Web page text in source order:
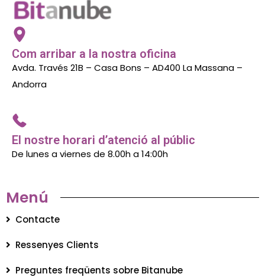
Com arribar a la nostra oficina
Avda. Través 21B – Casa Bons – AD400 La Massana –
Andorra
El nostre horari d’atenció al públic
De lunes a viernes de 8.00h a 14:00h
Menú
Contacte
Ressenyes Clients
Preguntes freqüents sobre Bitanube